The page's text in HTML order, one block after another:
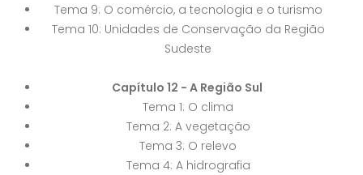
Tema 9: O comércio, a tecnologia e o turismo
Tema 10: Unidades de Conservação da Região
Sudeste
Capítulo 12 - A Região Sul
Tema 1: O clima
Tema 2: A vegetação
Tema 3: O relevo
Tema 4: A hidrografia